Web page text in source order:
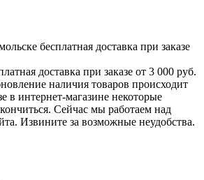
бесплатная доставка при заказе
доставка при заказе от 3 000 руб.
наличия товаров происходит
в интернет-магазине некоторые
Сейчас мы работаем над
Извините за возможные неудобства.